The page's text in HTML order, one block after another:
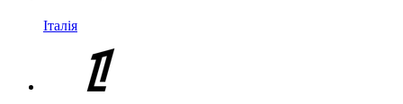
Італія